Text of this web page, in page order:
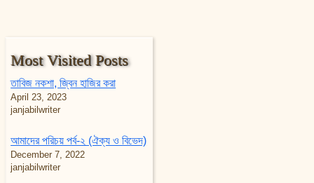
Most Visited Posts
তাবিজ নকশা, জ্বিন হাজির করা
April 23, 2023
janjabilwriter
আমাদের পরিচয় পর্ব-২ (ঐক্য ও বিভেদ)
December 7, 2022
janjabilwriter